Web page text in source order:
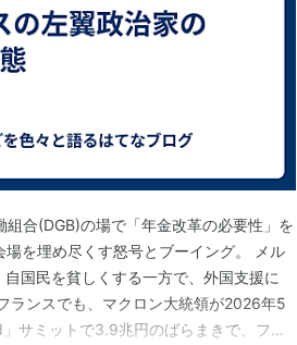
合(DGB)の場で「年金改革の必要性」を
を埋め尽くす怒号とブーイング。 メル
国民を貧しくする一方で、外国支援に
ランスでも、マクロン大統領が2026年5
サミットで3.9兆円のばらまきで、フラ